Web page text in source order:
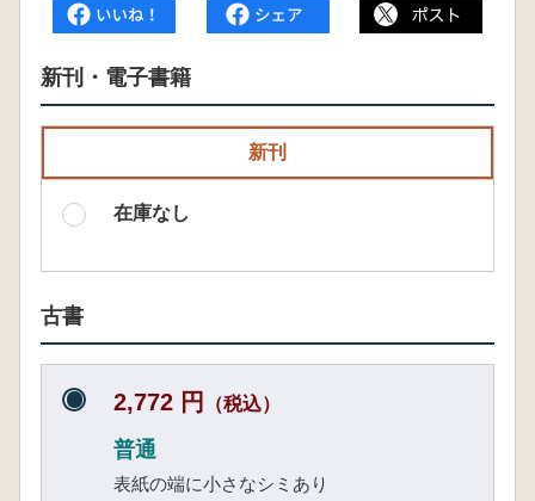
新刊・電子書籍
新刊
在庫なし
古書
2,772 円 （税込）
普通
表紙の端に小さなシミあり